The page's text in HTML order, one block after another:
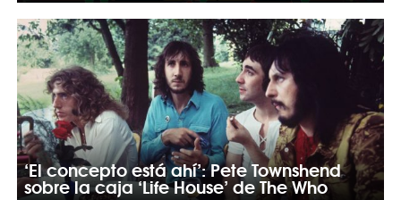
‘El concepto está ahí’: Pete Townshend
sobre la caja ‘Life House’ de The Who